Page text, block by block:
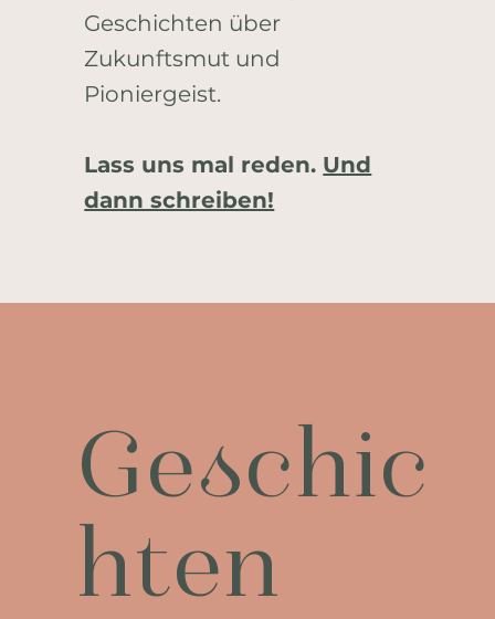
Geschichten über
Zukunftsmut und
Pioniergeist.
Lass uns mal reden. Und
dann schreiben!
Geschic
hten